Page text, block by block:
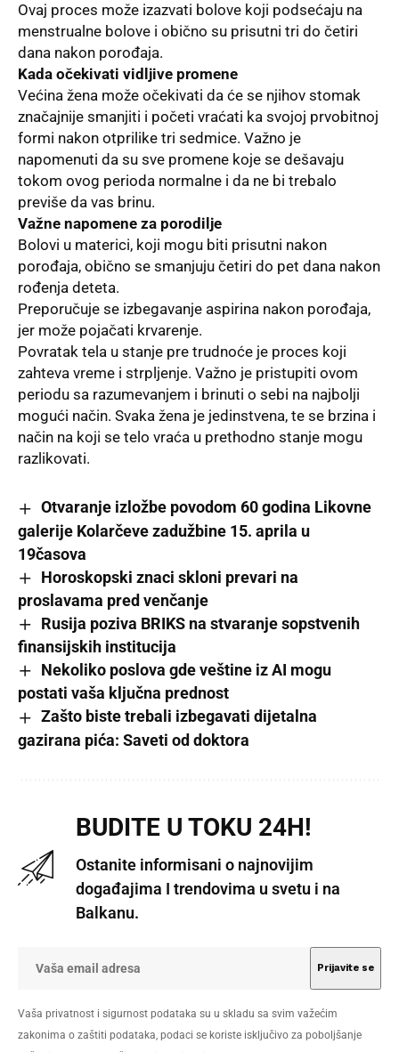
Ovaj proces može izazvati bolove koji podsećaju na
menstrualne bolove i obično su prisutni tri do četiri
dana nakon porođaja.
Kada očekivati vidljive promene
Većina žena može očekivati da će se njihov stomak
značajnije smanjiti i početi vraćati ka svojoj prvobitnoj
formi nakon otprilike tri sedmice. Važno je
napomenuti da su sve promene koje se dešavaju
tokom ovog perioda normalne i da ne bi trebalo
previše da vas brinu.
Važne napomene za porodilje
Bolovi u materici, koji mogu biti prisutni nakon
porođaja, obično se smanjuju četiri do pet dana nakon
rođenja deteta.
Preporučuje se izbegavanje aspirina nakon porođaja,
jer može pojačati krvarenje.
Povratak tela u stanje pre trudnoće je proces koji
zahteva vreme i strpljenje. Važno je pristupiti ovom
periodu sa razumevanjem i brinuti o sebi na najbolji
mogući način. Svaka žena je jedinstvena, te se brzina i
način na koji se telo vraća u prethodno stanje mogu
razlikovati.
Otvaranje izložbe povodom 60 godina Likovne
galerije Kolarčeve zadužbine 15. aprila u
19časova
Horoskopski znaci skloni prevari na
proslavama pred venčanje
Rusija poziva BRIKS na stvaranje sopstvenih
finansijskih institucija
Nekoliko poslova gde veštine iz AI mogu
postati vaša ključna prednost
Zašto biste trebali izbegavati dijetalna
gazirana pića: Saveti od doktora
BUDITE U TOKU 24H!
Ostanite informisani o najnovijim
događajima I trendovima u svetu i na
Balkanu.
Vaša privatnost i sigurnost podataka su u skladu sa svim važećim
zakonima o zaštiti podataka, podaci se koriste isključivo za poboljšanje